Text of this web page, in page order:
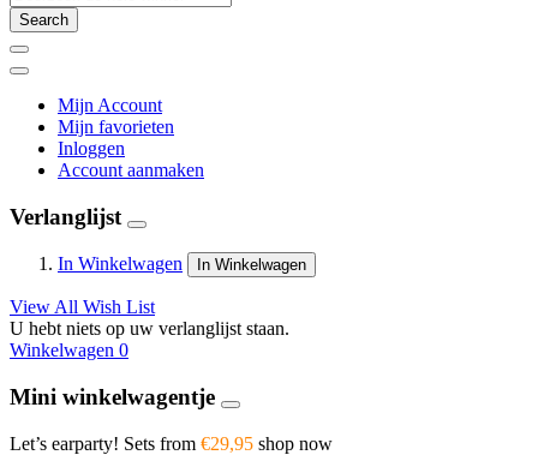
Search
Mijn Account
Mijn favorieten
Inloggen
Account aanmaken
Verlanglijst
In Winkelwagen In Winkelwagen
View All Wish List
U hebt niets op uw verlanglijst staan.
Winkelwagen 0
Mini winkelwagentje
Let’s earparty! Sets from €29,95 shop now